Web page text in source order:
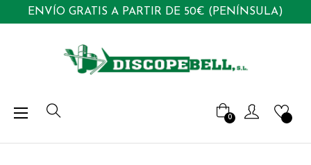
ENVÍO GRATIS A PARTIR DE 50€ (PENÍNSULA)
0
Navegación
palanca
☰